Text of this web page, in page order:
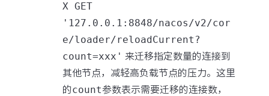
X GET
'127.0.0.1:8848/nacos/v2/cor
e/loader/reloadCurrent?
count=xxx' 来迁移指定数量的连接到
其他节点，减轻高负载节点的压力。这里
的count参数表示需要迁移的连接数，